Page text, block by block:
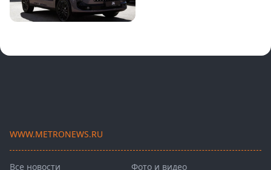
WWW.METRONEWS.RU
Все новости
Фото и видео